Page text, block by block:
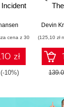
for
-
cena z 30
zł
(-10%)
to
Devin
(125,10 zł